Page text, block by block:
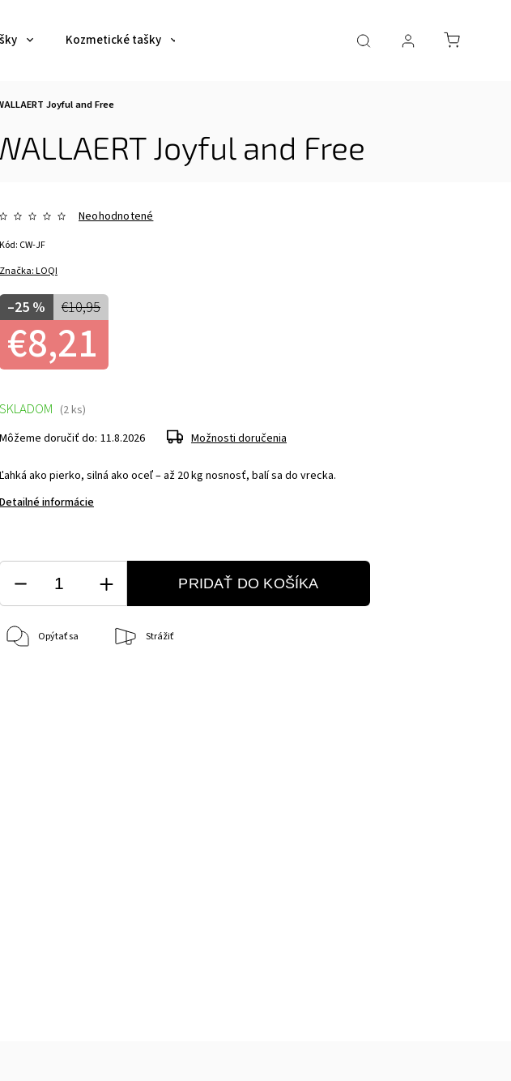
Kozmetické tašky Dáždniky a poncha Pre deti
Joyful and Free
Joyful and Free
Značka:LOQI
Neohodnotené
€10,95
–25 %
€8,21
Kód: CW-JF
Ľahká ako pierko, silná ako oceľ – až 20 kg nosnosť, balí sa do vrecka.
Detailné informácie
SKLADOM (2 ks)
Môžeme doručiť do: 11.8.2026 Možnosti doručenia
PRIDAŤ DO KOŠÍKA
Opýtať sa Strážiť